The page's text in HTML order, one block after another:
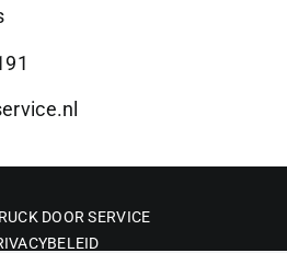
DOOR SERVICE